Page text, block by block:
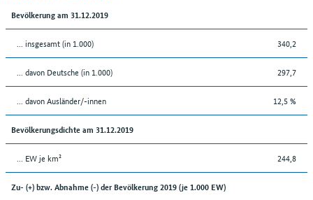
Bevölkerung am 31.12.2019
... insgesamt (in 1.000) 340,2
... davon Deutsche (in 1.000) 297,7
... davon Ausländer/-innen 12,5 %
Bevölkerungsdichte am 31.12.2019
... EW je km² 244,8
Zu- (+) bzw. Abnahme (-) der Bevölkerung 2019 (je 1.000 EW)